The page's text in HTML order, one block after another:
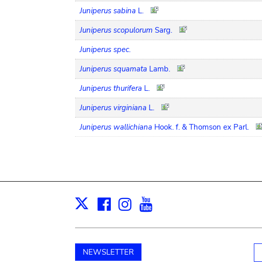
Juniperus sabina L.
Juniperus scopulorum Sarg.
Juniperus spec.
Juniperus squamata Lamb.
Juniperus thurifera L.
Juniperus virginiana L.
Juniperus wallichiana Hook. f. & Thomson ex Parl.
X Facebook
Instagram
NEWSLETTER